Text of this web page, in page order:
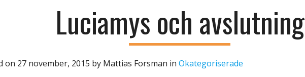
Luciamys och avslutning
on 27 november, 2015 by Mattias Forsman in Okategoriserade